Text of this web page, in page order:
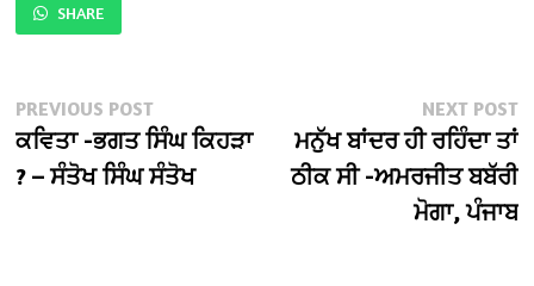
SHARE
Post
navigation
PREVIOUS POSTPrevious
post:
ਕਵਿਤਾ -ਭਗਤ ਸਿੰਘ ਕਿਹੜਾ
? – ਸੰਤੋਖ ਸਿੰਘ ਸੰਤੋਖ
NEXT POST
ਮਨੁੱਖ ਬਾਂਦਰ ਹੀ ਰਹਿੰਦਾ ਤਾਂ
ਠੀਕ ਸੀ -ਅਮਰਜੀਤ ਬਬੱਰੀ
ਮੋਗਾ, ਪੰਜਾਬ